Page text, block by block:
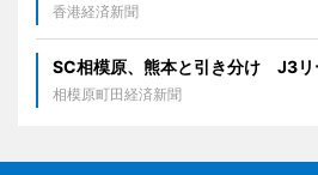
香港経済新聞
SC相模原、熊本と引き分け J3リ
相模原町田経済新聞